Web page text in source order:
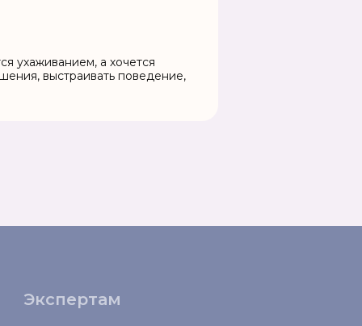
ухаживанием, а хочется
выстраивать поведение,
Экспертам